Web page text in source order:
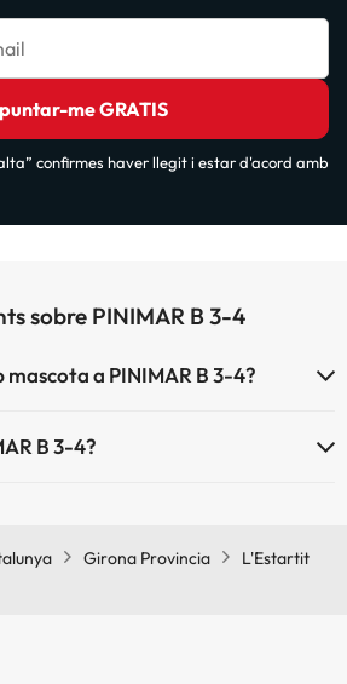
me GRATIS
confirmes haver llegit i estar d'acord amb
sobre PINIMAR B 3-4
a PINIMAR B 3-4?
B 3-4?
d'estiu)
Girona Provincia
L'Estartit